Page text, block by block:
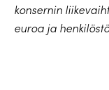
konsernin
euroa ja